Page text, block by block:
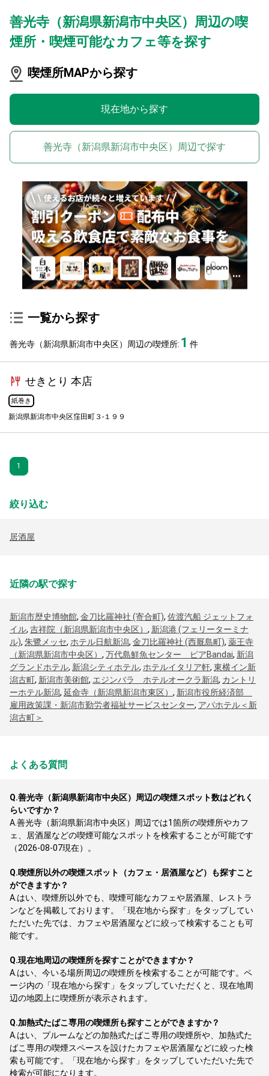
善光寺（新潟県新潟市中央区）周辺の喫
煙所・喫煙可能なカフェ等を探す
喫煙所MAPから探す
現在地から探す
善光寺（新潟県新潟市中央区）周辺で探す
一覧から探す
善光寺（新潟県新潟市中央区）周辺の喫煙所: 1 件
せきとり 本店
紙巻き
新潟県新潟市中央区窪田町３-１９９
1
絞り込む
居酒屋
近隣の駅で探す
新潟市歴史博物館, 金刀比羅神社 (寄合町), 佐渡汽船 ジェットフォ
イル, 吉祥院（新潟県新潟市中央区） , 新潟港 (フェリーターミナ
ル), 朱鷺メッセ, ホテル日航新潟, 金刀比羅神社 (西厩島町), 薬王寺
（新潟県新潟市中央区） , 万代島鮮魚センター ピアBandai, 新潟
グランドホテル, 新潟シティホテル, ホテルイタリア軒, 東横イン新
潟古町, 新潟市美術館, エジンバラ ホテルオークラ新潟, カントリ
ーホテル新潟, 延命寺（新潟県新潟市東区） , 新潟市役所経済部
雇用政策課・新潟市勤労者福祉サービスセンター, アパホテル＜新
潟古町＞
よくある質問
Q.善光寺（新潟県新潟市中央区）周辺の喫煙スポット数はどれく
らいですか？
A.善光寺（新潟県新潟市中央区）周辺では1箇所の喫煙所やカフ
ェ、居酒屋などの喫煙可能なスポットを検索することが可能です
（2026-08-07現在）。
Q.喫煙所以外の喫煙スポット（カフェ・居酒屋など）も探すこと
ができますか？
A. はい、喫煙所以外でも、喫煙可能なカフェや居酒屋、レストラ
ンなどを掲載しております。「現在地から探す」をタップしてい
ただいた先では、カフェや居酒屋などに絞って検索することも可
能です。
Q.現在地周辺の喫煙所を探すことができますか？
A. はい、今いる場所周辺の喫煙所を検索することが可能です。ペ
ージ内の「現在地から探す」をタップしていただくと、現在地周
辺の地図上に喫煙所が表示されます。
Q.加熱式たばこ専用の喫煙所も探すことができますか？
A. はい、プルームなどの加熱式たばこ専用の喫煙所や、加熱式た
ばこ専用の喫煙スペースを設けたカフェや居酒屋などに絞った検
索も可能です。「現在地から探す」をタップしていただいた先で
検索が可能になります。